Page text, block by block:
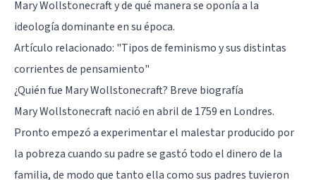
Mary Wollstonecraft y de qué manera se oponía a la
ideología dominante en su época.
Artículo relacionado: "Tipos de feminismo y sus distintas
corrientes de pensamiento"
¿Quién fue Mary Wollstonecraft? Breve biografía
Mary Wollstonecraft nació en abril de 1759 en Londres.
Pronto empezó a experimentar el malestar producido por
la pobreza cuando su padre se gastó todo el dinero de la
familia, de modo que tanto ella como sus padres tuvieron